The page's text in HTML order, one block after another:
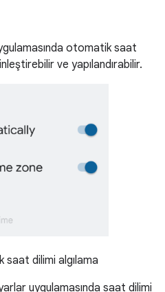
otomatik saat
ve yapılandırabilir.
dilimi algılama
uygulamasında saat dilimi